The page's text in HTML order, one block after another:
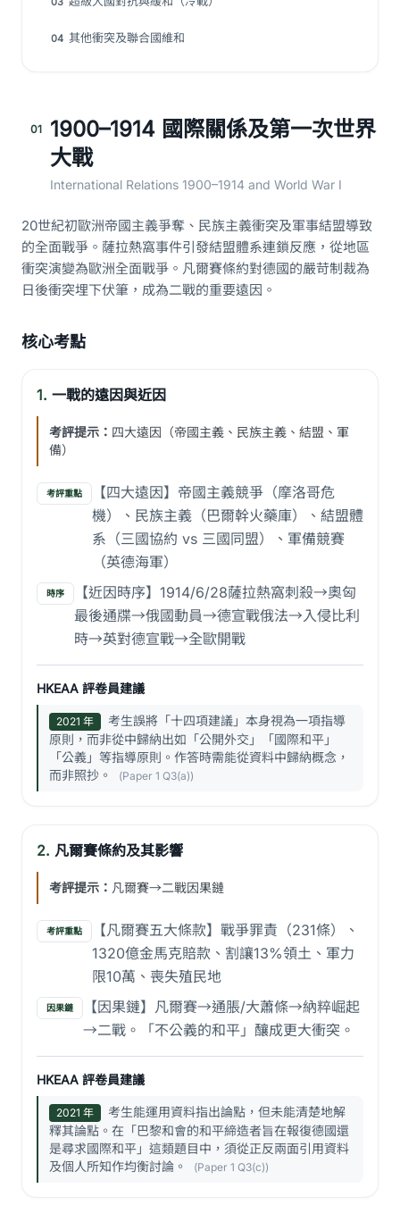
04 其他衝突及聯合國維和
01
1900–1914 國際關係及第一次世界
大戰
International Relations 1900–1914 and World War I
20世紀初歐洲帝國主義爭奪、民族主義衝突及軍事結盟導致
的全面戰爭。薩拉熱窩事件引發結盟體系連鎖反應，從地區
衝突演變為歐洲全面戰爭。凡爾賽條約對德國的嚴苛制裁為
日後衝突埋下伏筆，成為二戰的重要遠因。
核心考點
1. 一戰的遠因與近因
考評提示： 四大遠因（帝國主義、民族主義、結盟、軍
備）
考評重點
【四大遠因】帝國主義競爭（摩洛哥危
機）、民族主義（巴爾幹火藥庫）、結盟體
系（三國協約 vs 三國同盟）、軍備競賽
（英德海軍）
時序
【近因時序】1914/6/28薩拉熱窩刺殺→奧匈
最後通牒→俄國動員→德宣戰俄法→入侵比利
時→英對德宣戰→全歐開戰
HKEAA 評卷員建議
2021 年
考生誤將「十四項建議」本身視為一項指導
原則，而非從中歸納出如「公開外交」「國際和平」
「公義」等指導原則。作答時需能從資料中歸納概念，
而非照抄。
(Paper 1 Q3(a))
2. 凡爾賽條約及其影響
考評提示： 凡爾賽→二戰因果鏈
考評重點
【凡爾賽五大條款】戰爭罪責（231條）、
1320億金馬克賠款、割讓13%領土、軍力
限10萬、喪失殖民地
因果鏈
【因果鏈】凡爾賽→通脹/大蕭條→納粹崛起
→二戰。「不公義的和平」釀成更大衝突。
HKEAA 評卷員建議
2021 年
考生能運用資料指出論點，但未能清楚地解
釋其論點。在「巴黎和會的和平締造者旨在報復德國還
是尋求國際和平」這類題目中，須從正反兩面引用資料
及個人所知作均衡討論。
(Paper 1 Q3(c))